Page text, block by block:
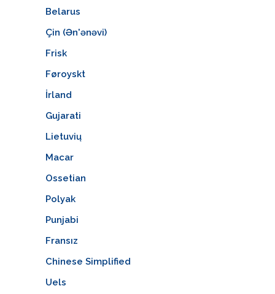
Belarus
Çin (Ən'ənəvi)
Frisk
Føroyskt
İrland
Gujarati
Lietuvių
Macar
Ossetian
Polyak
Punjabi
Fransız
Chinese Simplified
Uels